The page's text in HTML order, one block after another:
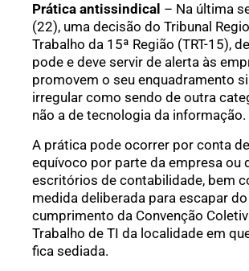
Prática antissindical – Na última
(22), uma decisão do Tribunal
Trabalho da 15ª Região (TRT-15),
pode e deve servir de alerta às
promovem o seu enquadramento
irregular como sendo de outra
não a de tecnologia da informação.
A prática pode ocorrer por conta
equívoco por parte da empresa ou
escritórios de contabilidade, bem
medida deliberada para escapar do
cumprimento da Convenção
Trabalho de TI da localidade em
fica sediada.